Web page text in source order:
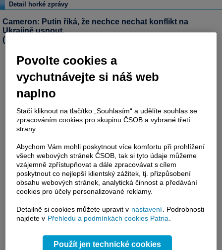
Detail horké zprávy
Cameron: Putin říká, že nechce nechat konflikt na
Ukrajině usnout.
(Bloomberg)
Povolte cookies a
vychutnávejte si náš web
naplno
Stačí kliknout na tlačítko „Souhlasím“ a udělíte souhlas se
zpracováním cookies pro skupinu ČSOB a vybrané třetí
strany.
Abychom Vám mohli poskytnout více komfortu při prohlížení
všech webových stránek ČSOB, tak si tyto údaje můžeme
vzájemně zpřístupňovat a dále zpracovávat s cílem
poskytnout co nejlepší klientský zážitek, tj. přizpůsobení
obsahu webových stránek, analytická činnost a předávání
cookies pro účely personalizované reklamy.
Detailně si cookies můžete upravit v nastavení. Podrobnosti
najdete v Přehledu a podmínkách cookies Patria.
Použít jen technické cookies